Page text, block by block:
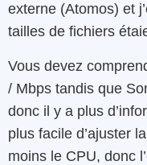
externe (Atomos) et
tailles de fichiers
Vous devez
/ Mbps tandis que
donc il y a plus
plus facile d’ajuster
moins le CPU, donc